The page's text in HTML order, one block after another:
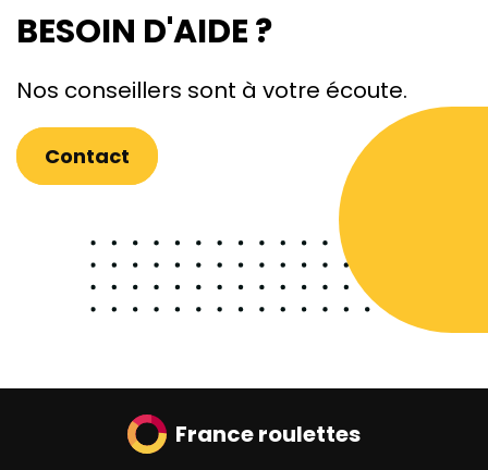
BESOIN D'AIDE ?
Nos conseillers sont à votre écoute.
Contact
France roulettes